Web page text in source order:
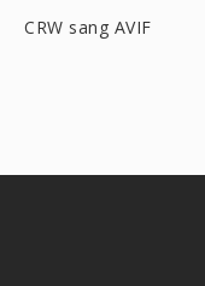
CRW sang AVIF